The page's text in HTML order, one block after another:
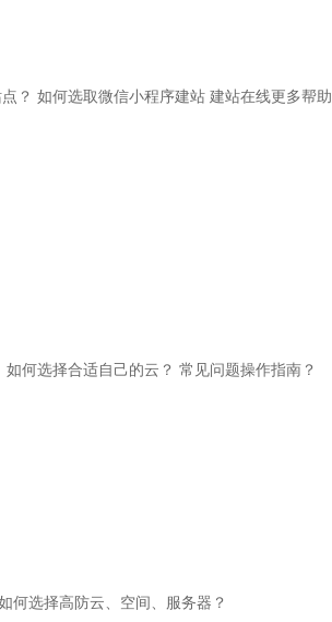
？ 如何选取微信小程序建站 建站在线更多帮助
如何选择合适自己的云？ 常见问题操作指南？
何选择高防云、空间、服务器？